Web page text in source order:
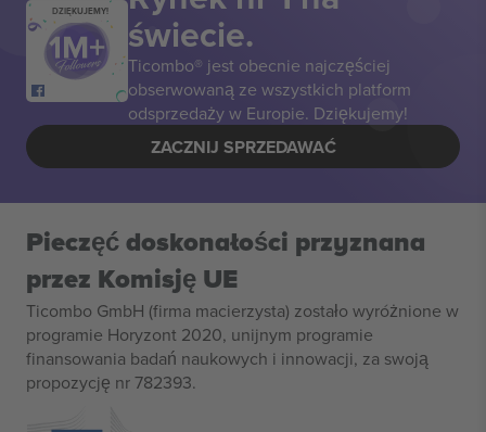
DZIĘKUJEMY! świecie.
Ticombo® jest obecnie najczęściej
obserwowaną ze wszystkich platform
odsprzedaży w Europie. Dziękujemy!
ZACZNIJ SPRZEDAWAĆ
Pieczęć doskonałości przyznana
przez Komisję UE
Ticombo GmbH (firma macierzysta) zostało wyróżnione w
programie Horyzont 2020, unijnym programie
finansowania badań naukowych i innowacji, za swoją
propozycję nr 782393.